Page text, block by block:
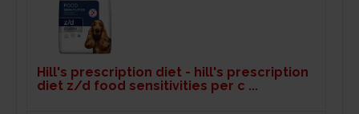
Hill's prescription diet - hill's prescription
diet z/d food sensitivities per c ...